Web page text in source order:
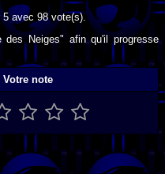
5avec 98vote(s).
Neiges" afin qu'il progresse
Votre note